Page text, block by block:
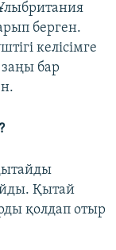
берген.
келісімге
бар
Қытай
қолдап отыр